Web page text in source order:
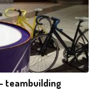
teambuilding